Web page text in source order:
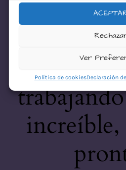
Ver
Política de cookiesDeclaración
desastre!
increíble,